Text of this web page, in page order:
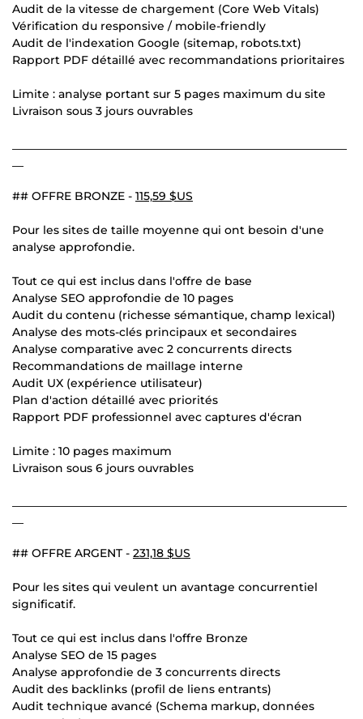
Audit de la vitesse de chargement (Core Web Vitals)
Vérification du responsive / mobile-friendly
Audit de l'indexation Google (sitemap, robots.txt)
Rapport PDF détaillé avec recommandations prioritaires
Limite : analyse portant sur 5 pages maximum du site
Livraison sous 3 jours ouvrables
## OFFRE BRONZE - 115,59 $US
Pour les sites de taille moyenne qui ont besoin d'une
analyse approfondie.
Tout ce qui est inclus dans l'offre de base
Analyse SEO approfondie de 10 pages
Audit du contenu (richesse sémantique, champ lexical)
Analyse des mots-clés principaux et secondaires
Analyse comparative avec 2 concurrents directs
Recommandations de maillage interne
Audit UX (expérience utilisateur)
Plan d'action détaillé avec priorités
Rapport PDF professionnel avec captures d'écran
Limite : 10 pages maximum
Livraison sous 6 jours ouvrables
## OFFRE ARGENT - 231,18 $US
Pour les sites qui veulent un avantage concurrentiel
significatif.
Tout ce qui est inclus dans l'offre Bronze
Analyse SEO de 15 pages
Analyse approfondie de 3 concurrents directs
Audit des backlinks (profil de liens entrants)
Audit technique avancé (Schema markup, données